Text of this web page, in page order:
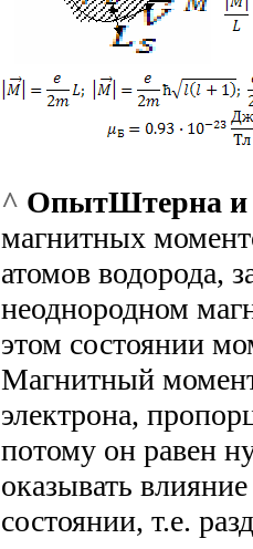
^ ОпытШтерна и
магнитных
атомов водорода,
неоднородном
этом состоянии
Магнитный
электрона,
потому он равен
оказывать
состоянии, т.е.